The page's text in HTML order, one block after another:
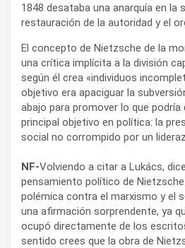
1848 desataba una anarquía en la
restauración de la autoridad y el
El concepto de Nietzsche de la
una crítica implícita a la división
según él crea «individuos
objetivo era apaciguar la
abajo para promover lo que podría
principal objetivo en política: la
social no corrompido por un
NF-Volviendo a citar a Lukács,
pensamiento político de
polémica contra el marxismo y el
una afirmación sorprendente, ya
ocupó directamente de los
sentido crees que la obra de